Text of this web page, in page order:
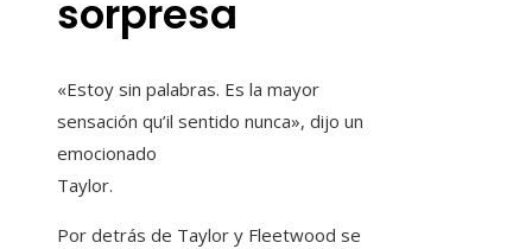
sorpresa
«Estoy sin palabras. Es la mayor
sensación qu’il sentido nunca», dijo un
emocionado
Taylor.
Por detrás de Taylor y Fleetwood se